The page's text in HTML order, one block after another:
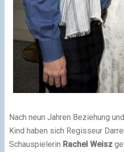
Nach neun Jahren Beziehung
Kind haben sich Regisseur
Schauspielerin Rachel Weisz